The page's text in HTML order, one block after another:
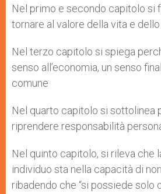
Nel primo e secondo capitolo si
tornare al valore della vita e
Nel terzo capitolo si spiega
senso all’economia, un senso
comune
Nel quarto capitolo si sottolinea
riprendere responsabilità
Nel quinto capitolo, si rileva che
individuo sta nella capacità di
ribadendo che “si possiede solo